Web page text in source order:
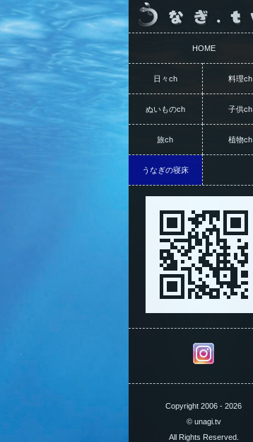
HOME
日々ch 料理ch
ぬいものch 子供ch
旅ch 植物ch
うなぎの寝床
Copyright 2006 - 2026
© unagi.tv
All Rights Reserved.